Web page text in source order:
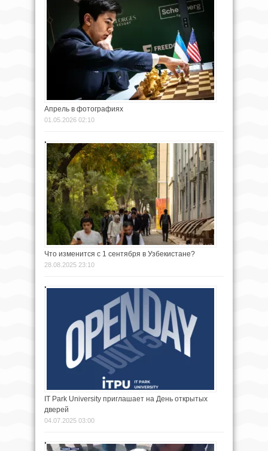
Апрель в фотографиях
01.05.2026 02:10
Что изменится с 1 сентября в Узбекистане?
28.08.2025 23:10
IT Park University приглашает на День открытых
дверей
04.07.2025 03:00